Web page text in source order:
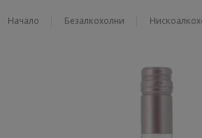
Начало Безалкохолни